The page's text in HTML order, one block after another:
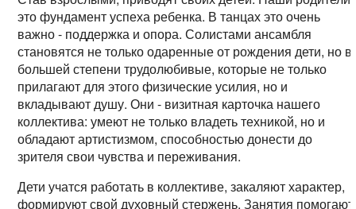
это фундамент успеха ребенка. В танцах это очень
важно - поддержка и опора. Солистами ансамбля
становятся не только одаренные от рождения дети, но в
большей степени трудолюбивые, которые не только
прилагают для этого физические усилия, но и
вкладывают душу. Они - визитная карточка нашего
коллектива: умеют не только владеть техникой, но и
обладают артистизмом, способностью донести до
зрителя свои чувства и переживания.
Дети учатся работать в коллективе, закаляют характер,
формируют свой духовный стержень. Занятия помогают